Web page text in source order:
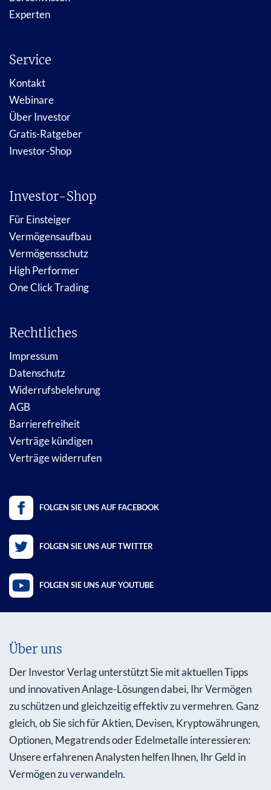
Experten
Service
Kontakt
Webinare
Über Investor
Gratis-Ratgeber
Investor-Shop
Investor-Shop
Für Einsteiger
Vermögensaufbau
Vermögensschutz
High Performer
One Click Trading
Rechtliches
Impressum
Datenschutz
Widerrufsbelehrung
AGB
Barrierefreiheit
Verträge kündigen
Verträge widerrufen
FOLGEN SIE UNS AUF FACEBOOK
FOLGEN SIE UNS AUF TWITTER
FOLGEN SIE UNS AUF YOUTUBE
Über uns
Der Investor Verlag unterstützt Sie mit aktuellen Tipps
und innovativen Anlage-Lösungen dabei, Ihr Vermögen
zu schützen und gleichzeitig effektiv zu vermehren. Ganz
gleich, ob Sie sich für Aktien, Devisen, Kryptowährungen,
Optionen, Megatrends oder Edelmetalle interessieren:
Unsere erfahrenen Analysten helfen Ihnen, Ihr Geld in
Vermögen zu verwandeln.